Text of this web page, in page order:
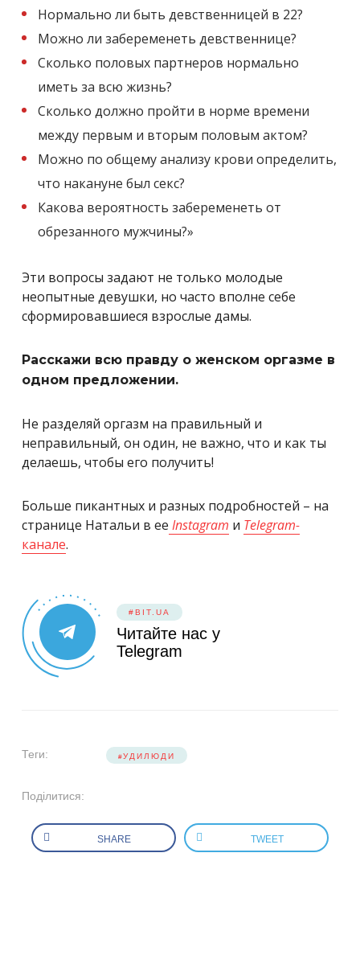
Нормально ли быть девственницей в 22?
Можно ли забеременеть девственнице?
Сколько половых партнеров нормально
иметь за всю жизнь?
Сколько должно пройти в норме времени
между первым и вторым половым актом?
Можно по общему анализу крови определить,
что накануне был секс?
Какова вероятность забеременеть от
обрезанного мужчины?»
Эти вопросы задают не только молодые
неопытные девушки, но часто вполне себе
сформировавшиеся взрослые дамы.
Расскажи всю правду о женском оргазме в
одном предложении.
Не разделяй оргазм на правильный и
неправильный, он один, не важно, что и как ты
делаешь, чтобы его получить!
Больше пикантных и разных подробностей – на
странице Натальи в ее Instagram и Telegram-
канале.
#BIT.UA
Читайте нас у
Telegram
Теги: УДИЛЮДИ
Поділитися:
SHARE TWEET